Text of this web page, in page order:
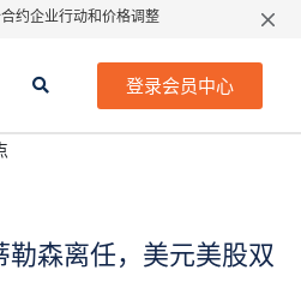
约企业行动和价格调整
、安全、有序、良性发展
登录会员中心
ATFX：美国务卿蒂勒森离任，美元
勒森离任，美元美股双